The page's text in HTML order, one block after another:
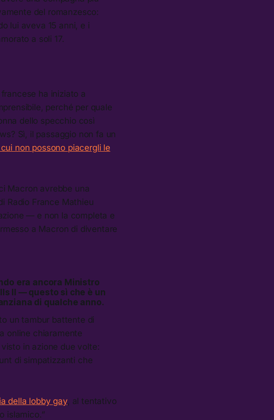
del romanzesco:
lui aveva 15 anni, e i
a soli 17.
ha iniziato a
perché per quale
dello specchio così
Sì, il passaggio non fa un
non possono piacergli le
Macron avrebbe una
Radio France Mathieu
— e non la completa e
a Macron di diventare
era ancora Ministro
II — questo sì che è un
di qualche anno.
un tambur battente di
online chiaramente
in azione due volte:
di simpatizzanti che
della lobby gay, al tentativo
islamico.”